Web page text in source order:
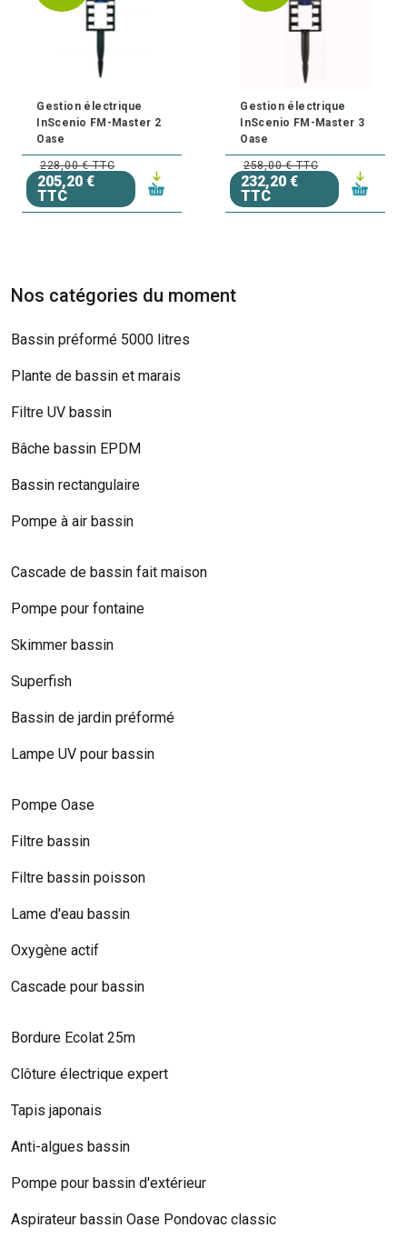
Gestion électrique
InScenio FM-Master 2
Oase
228,00 € TTC
205,20 €
TTC
Gestion électrique
InScenio FM-Master 3
Oase
258,00 € TTC
232,20 €
TTC
Nos catégories du moment
Bassin préformé 5000 litres
Plante de bassin et marais
Filtre UV bassin
Bâche bassin EPDM
Bassin rectangulaire
Pompe à air bassin
Cascade de bassin fait maison
Pompe pour fontaine
Skimmer bassin
Superfish
Bassin de jardin préformé
Lampe UV pour bassin
Pompe Oase
Filtre bassin
Filtre bassin poisson
Lame d'eau bassin
Oxygène actif
Cascade pour bassin
Bordure Ecolat 25m
Clôture électrique expert
Tapis japonais
Anti-algues bassin
Pompe pour bassin d'extérieur
Aspirateur bassin Oase Pondovac classic